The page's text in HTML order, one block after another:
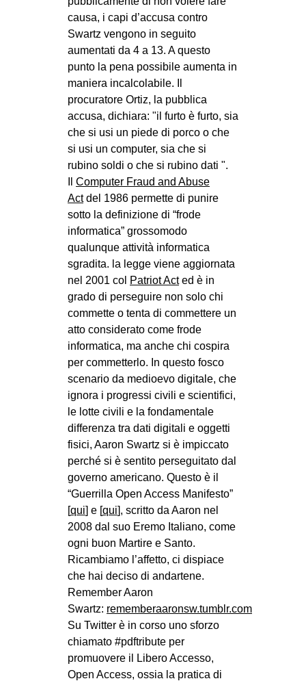
ESTREMO ORIENTE
MEDIO ORIENTE
MONDO
EVENTI
in
Fb
tw
bsky
ms
SEARCH
causa, i capi d’accusa contro
Swartz vengono in seguito
aumentati da 4 a 13. A questo
punto la pena possibile aumenta in
maniera incalcolabile. Il
procuratore Ortiz, la pubblica
accusa, dichiara:
il furto è furto, sia
che si usi un piede di porco o che
si usi un computer, sia che si
rubino soldi o che si rubino dati
.
Computer Fraud and Abuse
Actdel 1986 permette di punire
sotto la definizione di “frode
informatica” grossomodo
qualunque attività informatica
sgradita. la legge viene aggiornata
nel 2001 col Patriot Acted è in
grado di perseguire non solo chi
commette o tenta di commettere un
atto considerato come frode
informatica, ma anche chi cospira
per commetterlo. In questo fosco
scenario da medioevo digitale, che
ignora i progressi civili e scientifici,
le lotte civili e la fondamentale
differenza tra dati digitali e oggetti
fisici, Aaron Swartz si è impiccato
perché si è sentito perseguitato dal
governo americano. Questo è il
“Guerrilla Open Access Manifesto”
[qui] e [qui], scritto da Aaron nel
2008 dal suo Eremo Italiano, come
ogni buon Martire e Santo.
Ricambiamo l’affetto, ci dispiace
che hai deciso di andartene.
Remember Aaron
Swartz: rememberaaronsw.tumblr.com
Su Twitter è in corso uno sforzo
chiamato #pdftribute per
promuovere il Libero Accesso,
Open Access, ossia la pratica di